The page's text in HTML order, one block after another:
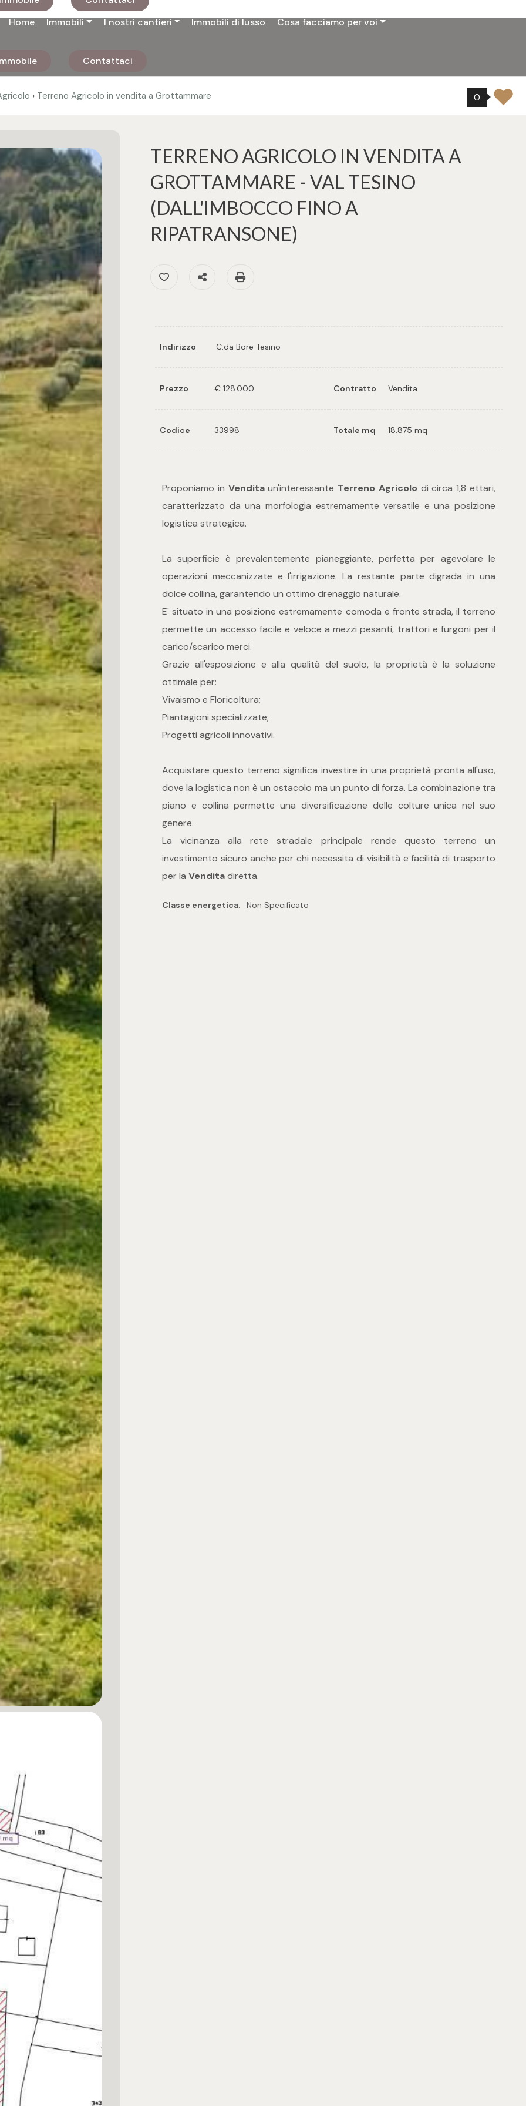
Home Immobili I nostri cantieri Immobili di lusso Cosa facciamo per voi
Contattaci
› Terreno Agricolo in vendita a Grottammare 0
TERRENO AGRICOLO IN VENDITA A
GROTTAMMARE - VAL TESINO
(DALL'IMBOCCO FINO A
RIPATRANSONE)
Preferiti: Cod. 33998
Condividi
Indirizzo C.da Bore Tesino
Prezzo € 128.000 Contratto Vendita
Codice 33998 Totale mq 18.875 mq
Proponiamo in Venditaun'interessante Terreno Agricolo di circa 1,8 ettari,
caratterizzato da una morfologia estremamente versatile e una posizione
logistica strategica.
La superficie è prevalentemente pianeggiante, perfetta per agevolare le
operazioni meccanizzate e l'irrigazione. La restante parte digrada in una
dolce collina, garantendo un ottimo drenaggio naturale.
E' situato in una posizione estremamente comoda e fronte strada, il terreno
permette un accesso facile e veloce a mezzi pesanti, trattori e furgoni per il
carico/scarico merci.
Grazie all'esposizione e alla qualità del suolo, la proprietà è la soluzione
ottimale per:
Vivaismo e Floricoltura;
Piantagioni specializzate;
Progetti agricoli innovativi.
Acquistare questo terreno significa investire in una proprietà pronta all'uso,
dove la logistica non è un ostacolo ma un punto di forza. La combinazione tra
piano e collina permette una diversificazione delle colture unica nel suo
genere.
La vicinanza alla rete stradale principale rende questo terreno un
investimento sicuro anche per chi necessita di visibilità e facilità di trasporto
per la Venditadiretta.
Classe energetica: Non Specificato